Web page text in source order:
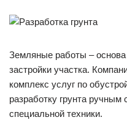
Земляные работы – основа
застройки участка.
комплекс услуг по
разработку грунта
специальной техники.